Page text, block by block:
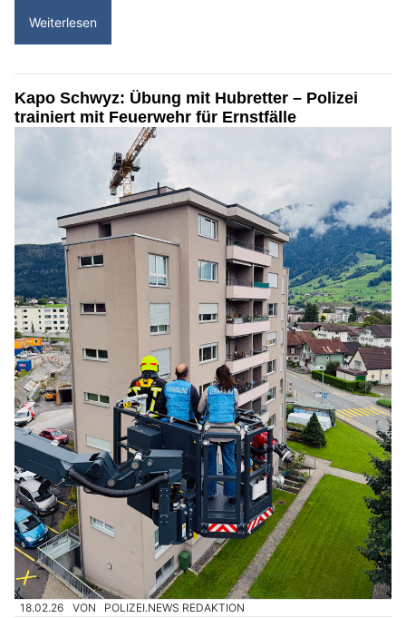
Weiterlesen
Kapo Schwyz: Übung mit Hubretter – Polizei
trainiert mit Feuerwehr für Ernstfälle
18.02.26 VON POLIZEI.NEWS REDAKTION